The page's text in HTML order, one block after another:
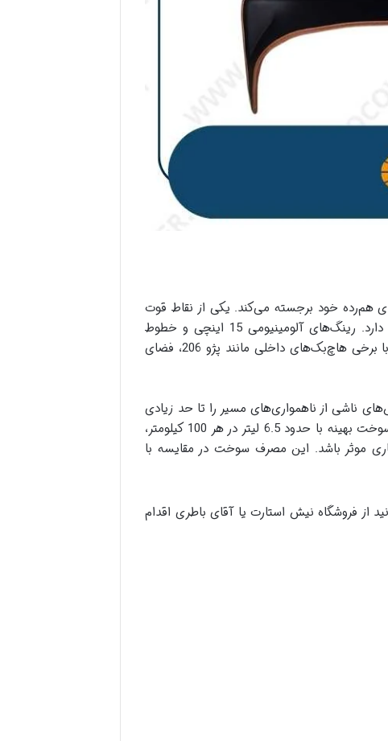
هم‌رده خود برجسته می‌کند. یکی از نقاط قوت
بارز این خودرو، طراحی ظاهری آن است که با الهام از شکل نهنگ در نمای جلو، جذابیت بصری قابل قبولی دارد. رینگ‌های آلومینیومی 15 اینچی و خطوط
هندسی در نمای جانبی نیز به زیبایی آن افزوده‌اند. علاوه بر ظاهر، کابین جادار این خودرو، به ویژه در مقایسه با برخی هاچ‌بک‌های داخلی مانند پژو 206، فضای
و لرزش‌های ناشی از ناهمواری‌های مسیر را تا حد زیادی
جذب می‌کند. این ویژگی، به خصوص در مسیرهای شهری، آسایش بیشتری را فراهم می‌کند. همچنین، مصرف سوخت بهینه با حدود 6.5 لیتر در هر 100 کیلومتر،
موثر باشد. این مصرف سوخت در مقایسه با
این خودرو می‌باشد. جهت خرید باتری ام وی ام 315 می‌توانید از فروشگاه نیش استارت یا آقای باطری اقدام